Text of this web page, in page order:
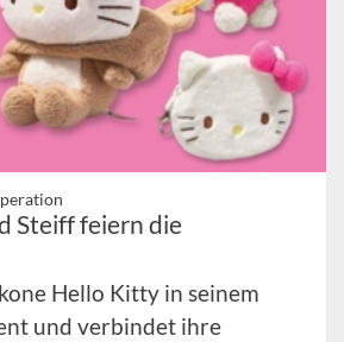
Steiff feiern die
Hello Kitty in seinem
und verbindet ihre